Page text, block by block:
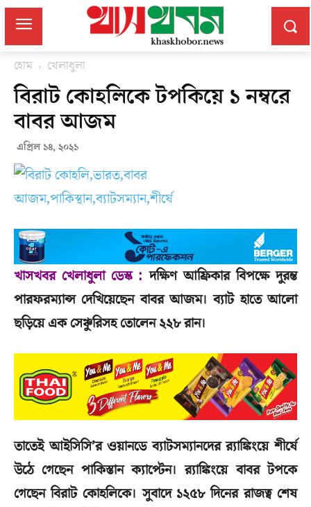
হোম খেলাধুলা
বিরাট কোহলিকে টপকিয়ে ১ নম্বরে
বাবর আজম
এপ্রিল ১৪, ২০২১
খাসখবর খেলাধুলা ডেস্ক : দক্ষিণ আফ্রিকার বিপক্ষে দুরন্ত
পারফরম্যান্স দেখিয়েছেন বাবর আজম। ব্যাট হাতে আলো
ছড়িয়ে এক সেঞ্চুরিসহ তোলেন ২২৮ রান।
তাতেই আইসিসি’র ওয়ানডে ব্যাটসম্যানদের র‌্যাঙ্কিংয়ে শীর্ষে
উঠে গেছেন পাকিস্তান ক্যাপ্টেন। র‌্যাঙ্কিংয়ে বাবর টপকে
গেছেন বিরাট কোহলিকে। সুবাদে ১২৫৮ দিনের রাজত্ব শেষ